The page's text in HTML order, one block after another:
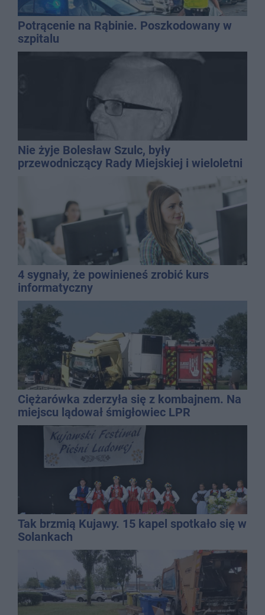
Potrącenie na Rąbinie. Poszkodowany w
szpitalu
Nie żyje Bolesław Szulc, były
przewodniczący Rady Miejskiej i wieloletni
4 sygnały, że powinieneś zrobić kurs
informatyczny
Ciężarówka zderzyła się z kombajnem. Na
miejscu lądował śmigłowiec LPR
Tak brzmią Kujawy. 15 kapel spotkało się w
Solankach